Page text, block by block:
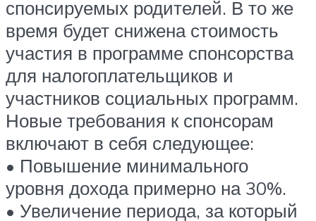
спонсируемых родителей. В то же
время будет снижена стоимость
участия в программе спонсорства
для налогоплательщиков и
участников социальных программ.
Новые требования к спонсорам
включают в себя следующее:
• Повышение минимального
уровня дохода примерно на 30%.
• Увеличение периода, за который